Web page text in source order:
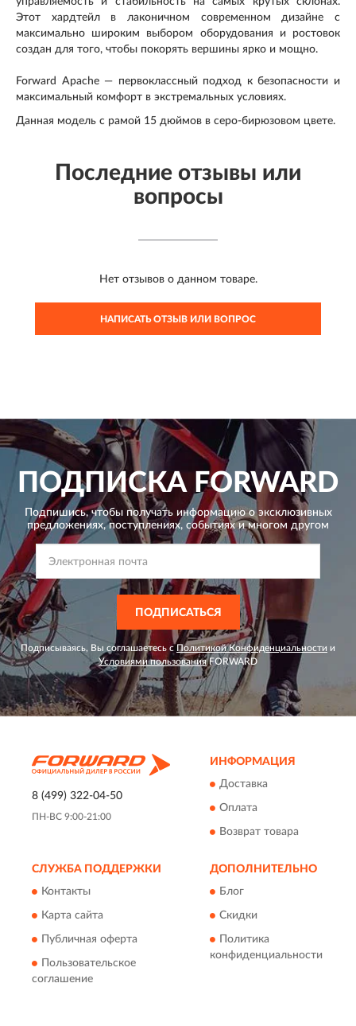
Этот хардтейл в лаконичном современном дизайне с
максимально широким выбором оборудования и ростовок
создан для того, чтобы покорять вершины ярко и мощно.
Forward Apache — первоклассный подход к безопасности и
максимальный комфорт в экстремальных условиях.
Данная модель с рамой 15 дюймов в серо-бирюзовом цвете.
Последние отзывы или
вопросы
Нет отзывов о данном товаре.
НАПИСАТЬ ОТЗЫВ ИЛИ ВОПРОС
ПОДПИСКАFORWARD
Подпишись, чтобы получать информацию о эксклюзивных
предложениях,поступлениях, событиях и многом другом
ПОДПИСАТЬСЯ
Подписываясь, Вы соглашаетесь с Политикой Конфиденциальности и
Условиями пользованияFORWARD
8 (499) 322-04-50
ПН-ВС 9:00-21:00
ИНФОРМАЦИЯ
Доставка
Оплата
Возврат товара
СЛУЖБА ПОДДЕРЖКИ
Контакты
Карта сайта
Публичная оферта
Пользовательское
соглашение
ДОПОЛНИТЕЛЬНО
Блог
Скидки
Политика
конфиденциальности